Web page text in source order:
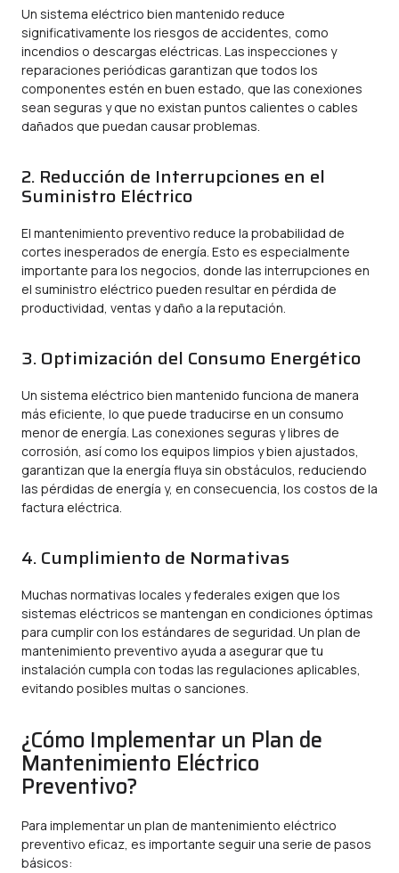
Un sistema eléctrico bien mantenido reduce
significativamente los riesgos de accidentes, como
incendios o descargas eléctricas. Las inspecciones y
reparaciones periódicas garantizan que todos los
componentes estén en buen estado, que las conexiones
sean seguras y que no existan puntos calientes o cables
dañados que puedan causar problemas.
2. Reducción de Interrupciones en el
Suministro Eléctrico
El mantenimiento preventivo reduce la probabilidad de
cortes inesperados de energía. Esto es especialmente
importante para los negocios, donde las interrupciones en
el suministro eléctrico pueden resultar en pérdida de
productividad, ventas y daño a la reputación.
3. Optimización del Consumo Energético
Un sistema eléctrico bien mantenido funciona de manera
más eficiente, lo que puede traducirse en un consumo
menor de energía. Las conexiones seguras y libres de
corrosión, así como los equipos limpios y bien ajustados,
garantizan que la energía fluya sin obstáculos, reduciendo
las pérdidas de energía y, en consecuencia, los costos de la
factura eléctrica.
4. Cumplimiento de Normativas
Muchas normativas locales y federales exigen que los
sistemas eléctricos se mantengan en condiciones óptimas
para cumplir con los estándares de seguridad. Un plan de
mantenimiento preventivo ayuda a asegurar que tu
instalación cumpla con todas las regulaciones aplicables,
evitando posibles multas o sanciones.
¿Cómo Implementar un Plan de
Mantenimiento Eléctrico
Preventivo?
Para implementar un plan de mantenimiento eléctrico
preventivo eficaz, es importante seguir una serie de pasos
básicos: